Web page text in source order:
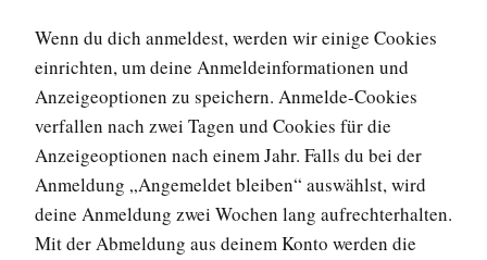
Wenn du dich anmeldest, werden wir einige Cookies
einrichten, um deine Anmeldeinformationen und
Anzeigeoptionen zu speichern. Anmelde-Cookies
verfallen nach zwei Tagen und Cookies für die
Anzeigeoptionen nach einem Jahr. Falls du bei der
Anmeldung „Angemeldet bleiben“ auswählst, wird
deine Anmeldung zwei Wochen lang aufrechterhalten.
Mit der Abmeldung aus deinem Konto werden die